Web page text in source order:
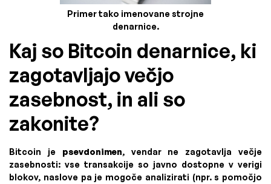
Primer tako imenovane strojne
denarnice.
Kaj so Bitcoin denarnice, ki
zagotavljajo večjo
zasebnost, in ali so
zakonite?
Bitcoin je psevdonimen, vendar ne zagotavlja večje
zasebnosti: vse transakcije so javno dostopne v verigi
blokov, naslove pa je mogoče analizirati (npr. s pomočjo